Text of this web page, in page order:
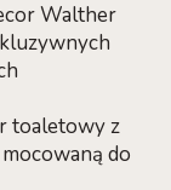
Walther
toaletowy z
do